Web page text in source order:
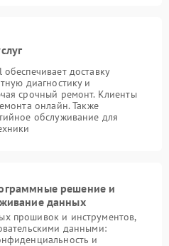
доставку
диагностику и
срочный ремонт. Клиенты
онлайн. Также
обслуживание для
решение и
данных
прошивок и инструментов,
данными:
и